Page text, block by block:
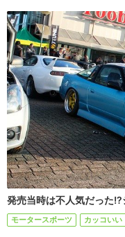
発売当時は不人気だった
モータースポーツ カッコいい